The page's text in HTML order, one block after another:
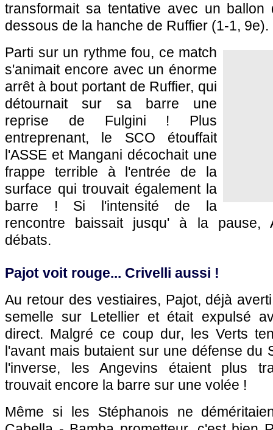
transformait sa tentative avec un
dessous de la hanche de Ruffier (1-1, 9e).
Parti sur un rythme fou, ce match
s'animait encore avec un énorme
arrêt à bout portant de Ruffier, qui
détournait sur sa barre une
reprise de Fulgini ! Plus
entreprenant, le SCO étouffait
l'ASSE et Mangani décochait une
frappe terrible à l'entrée de la
surface qui trouvait également la
barre ! Si l'intensité de la
rencontre baissait jusqu' à la pause,
débats.
Pajot voit rouge... Crivelli aussi !
Au retour des vestiaires, Pajot, déjà
semelle sur Letellier et était expulsé
direct. Malgré ce coup dur, les Verts
l'avant mais butaient sur une défense du
l'inverse, les Angevins étaient plus
trouvait encore la barre sur une volée !
Même si les Stéphanois ne